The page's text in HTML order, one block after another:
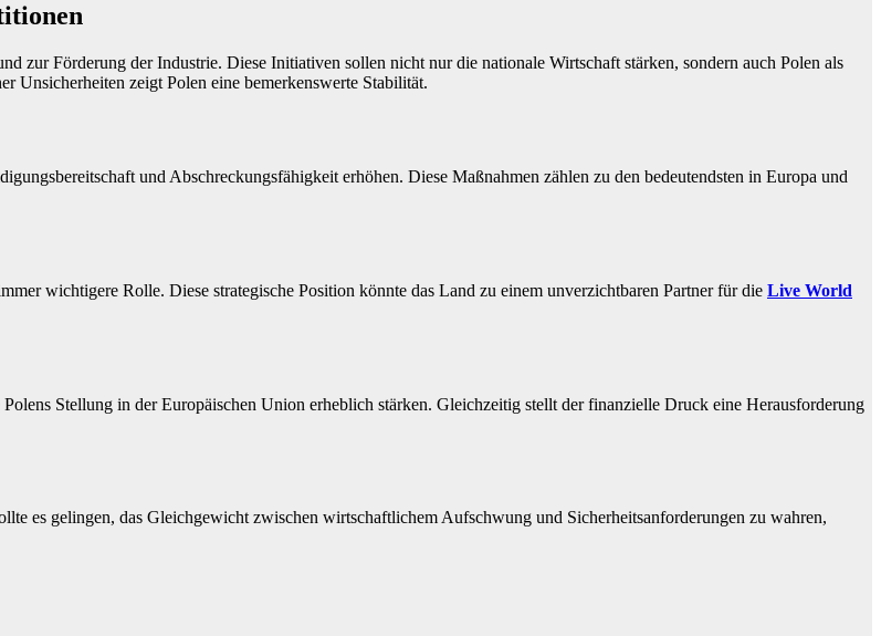
zur Förderung der Industrie. Diese Initiativen sollen nicht nur die nationale Wirtschaft stärken, sondern auch Polen als
Unsicherheiten zeigt Polen eine bemerkenswerte Stabilität.
und Abschreckungsfähigkeit erhöhen. Diese Maßnahmen zählen zu den bedeutendsten in Europa und
wichtigere Rolle. Diese strategische Position könnte das Land zu einem unverzichtbaren Partner für die Live World
Stellung in der Europäischen Union erheblich stärken. Gleichzeitig stellt der finanzielle Druck eine Herausforderung
es gelingen, das Gleichgewicht zwischen wirtschaftlichem Aufschwung und Sicherheitsanforderungen zu wahren,